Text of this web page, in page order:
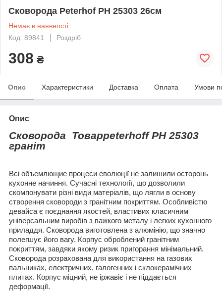
Сковорода Peterhof PH 25303 26см
Немає в наявності
Код: 89841
Роздріб
308 ₴
Опис Характеристики Доставка Оплата Умови
Опис
Сковорода Товарpeterhoff PH 25303
граніт
Всі объемлющие процеси еволюції не залишили осторонь
кухонне начиння. Сучасні технології, що дозволили
скомпонувати різні види матеріалів, що лягли в основу
створення сковороди з гранітним покриттям. Особливістю
девайса є поєднання якостей, властивих класичним
універсальним виробів з важкого металу і легких кухонного
приладдя. Сковорода виготовлена з алюмінію, що значно
полегшує його вагу. Корпус оброблений гранітним
покриттям, завдяки якому ризик пригорання мінімальний.
Сковорода розрахована для використання на газових
пальниках, електричних, галогенних і склокерамічних
плитах. Корпус міцний, не іржавіє і не піддається
деформації.